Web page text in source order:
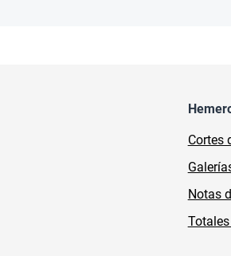
Cortes
Notas